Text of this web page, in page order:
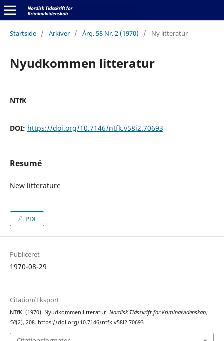
Startside / Arkiver / Årg. 58 Nr. 2 (1970) / Ny litteratur
Nyudkommen litteratur
NTfK
DOI: https://doi.org/10.7146/ntfk.v58i2.70693
Resumé
New litterature
PDF
Publiceret
1970-08-29
Citation/Eksport
NTfK. (1970). Nyudkommen litteratur. Nordisk Tidsskrift for Kriminalvidenskab,
58(2), 208. https://doi.org/10.7146/ntfk.v58i2.70693